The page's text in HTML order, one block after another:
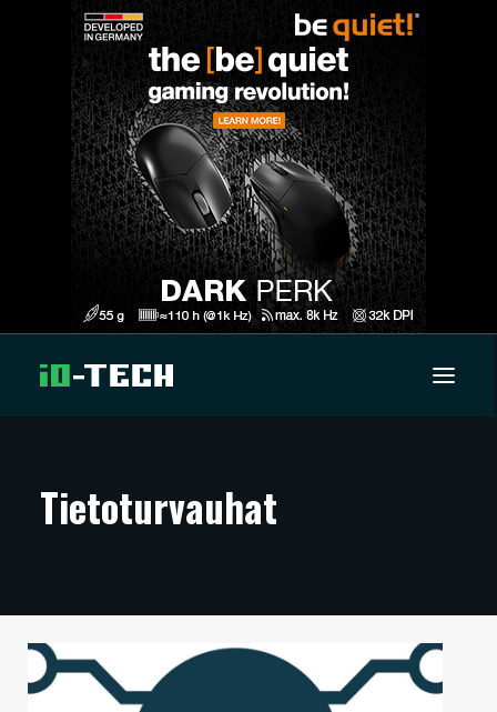
ARTIKKELIT
TECHBBS
TIETOA
Tietoturvauhat